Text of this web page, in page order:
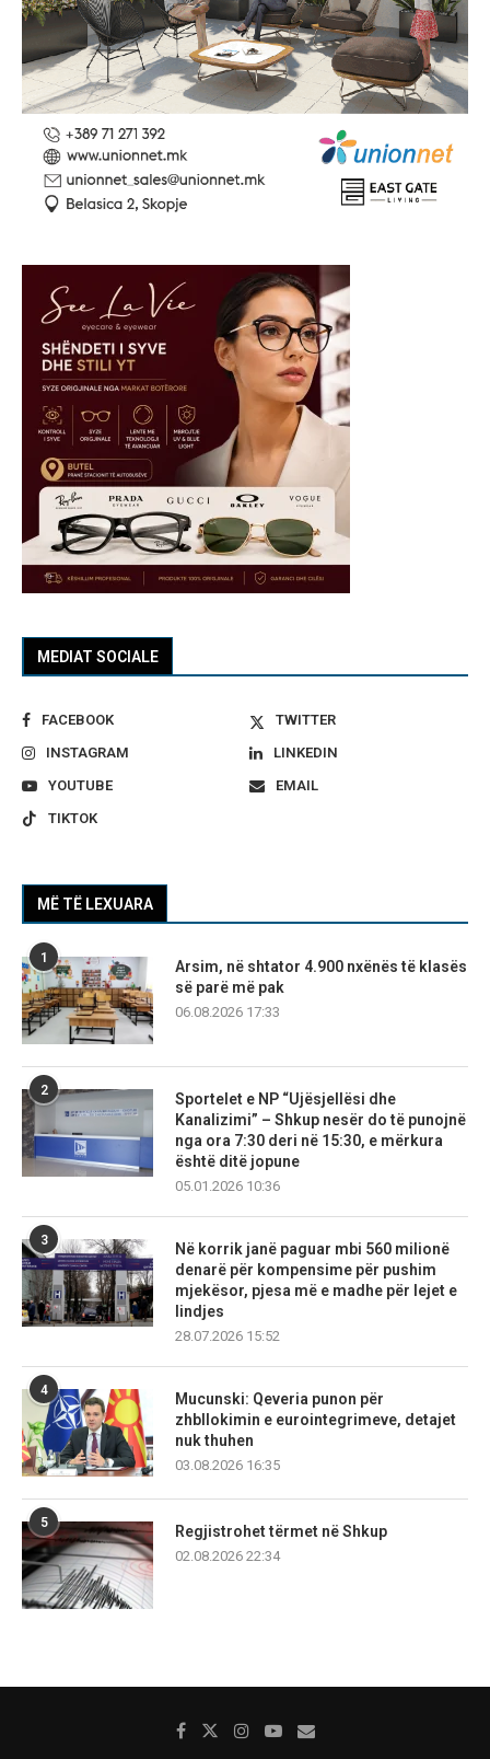
MEDIAT SOCIALE
FACEBOOK
TWITTER
INSTAGRAM
LINKEDIN
YOUTUBE
EMAIL
TIKTOK
MË TË LEXUARA
1
Arsim, në shtator 4.900 nxënës të klasës
së parë më pak
06.08.2026 17:33
2
Sportelet e NP “Ujësjellësi dhe
Kanalizimi” – Shkup nesër do të punojnë
nga ora 7:30 deri në 15:30, e mërkura
është ditë jopune
05.01.2026 10:36
3
Në korrik janë paguar mbi 560 milionë
denarë për kompensime për pushim
mjekësor, pjesa më e madhe për lejet e
lindjes
28.07.2026 15:52
4
Mucunski: Qeveria punon për
zhbllokimin e eurointegrimeve, detajet
nuk thuhen
03.08.2026 16:35
5
Regjistrohet tërmet në Shkup
02.08.2026 22:34